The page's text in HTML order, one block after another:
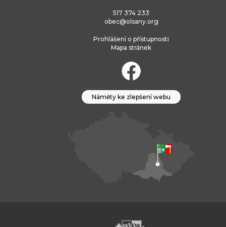
517 374 233
obec@olsany.org
Prohlášení o přístupnosti
Mapa stránek
Náměty ke zlepšení webu